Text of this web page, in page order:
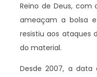
Reino de Deus, com
ameaçam a bolsa
resistiu aos ataques
do material.
Desde 2007, a